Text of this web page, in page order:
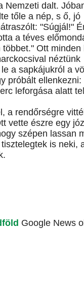
Nemzeti dalt.
tőle a nép, s ő, jó
"Súgjál!"
a téves
Ott minden
néztünk
a sapkájukról a
próbált ellenkezni:
leforgása alatt
a rendőrségre
vette észre egy
szépen lassan
is neki,
Google News